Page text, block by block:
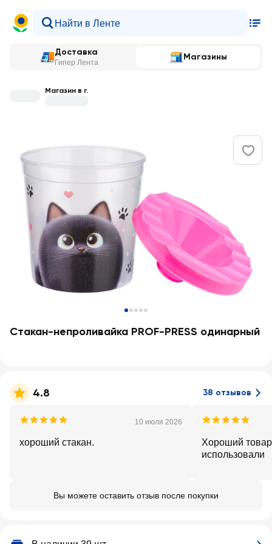
Доставка
Гипер Лента
Магазины
Магазин в г.
Стакан-непроливайка PROF-PRESS одинарный
4.8 38 отзывов
10 июля 2026
хороший стакан.
Хороший
использовали
Вы можете оставить отзыв после покупки